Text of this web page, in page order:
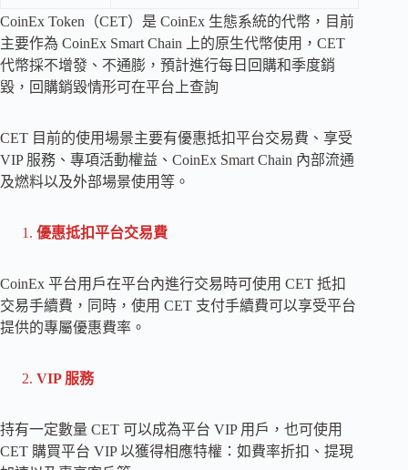
CoinEx Token（CET）是 CoinEx 生態系統的代幣，目前
主要作為 CoinEx Smart Chain 上的原生代幣使用，CET
代幣採不增發、不通膨，預計進行每日回購和季度銷
毀，回購銷毀情形可在平台上查詢
CET 目前的使用場景主要有優惠抵扣平台交易費、享受
VIP 服務、專項活動權益、CoinEx Smart Chain 內部流通
及燃料以及外部場景使用等。
優惠抵扣平台交易費
CoinEx 平台用戶在平台內進行交易時可使用 CET 抵扣
交易手續費，同時，使用 CET 支付手續費可以享受平台
提供的專屬優惠費率。
VIP 服務
持有一定數量 CET 可以成為平台 VIP 用戶，也可使用
CET 購買平台 VIP 以獲得相應特權：如費率折扣、提現